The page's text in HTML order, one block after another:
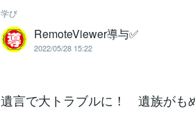
学び
RemoteViewer導与✅
2022/05/28 15:22
遺言で大トラブルに！ 遺族がも